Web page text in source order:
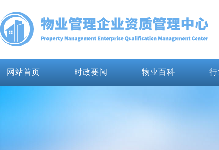
网站首页 时政要闻 物业百科 行